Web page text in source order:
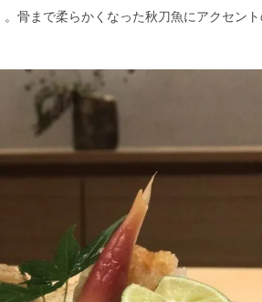
骨まで柔らかくなった秋刀魚にアクセン